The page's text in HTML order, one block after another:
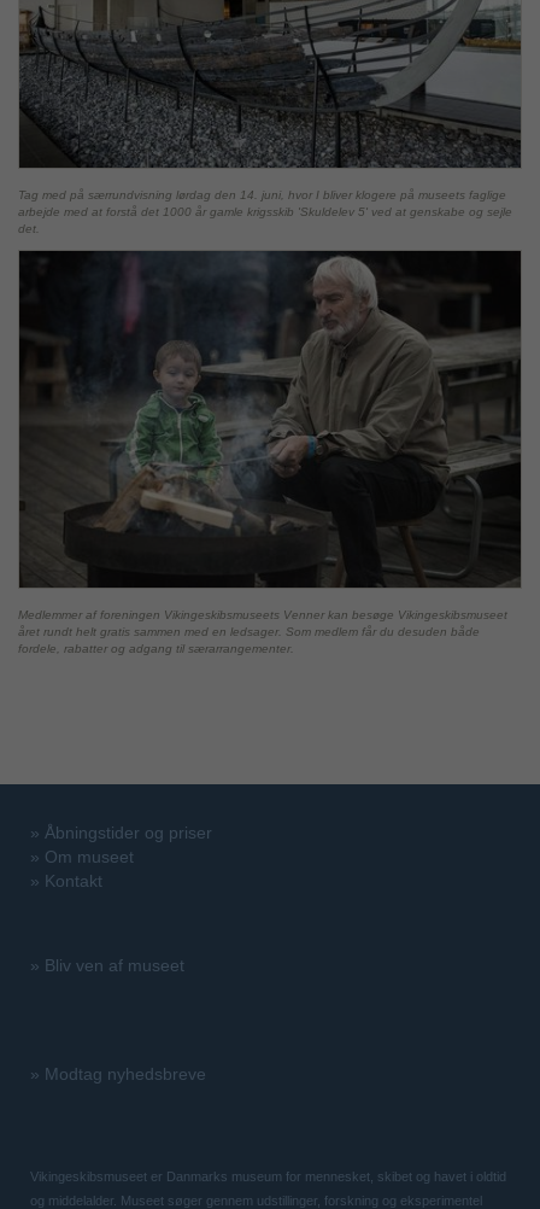
Tag med på særrundvisning lørdag den 14. juni, hvor I bliver klogere på museets faglige
arbejde med at forstå det 1000 år gamle krigsskib 'Skuldelev 5' ved at genskabe og sejle
det.
Medlemmer af foreningen Vikingeskibsmuseets Venner kan besøge Vikingeskibsmuseet
året rundt helt gratis sammen med en ledsager. Som medlem får du desuden både
fordele, rabatter og adgang til særarrangementer.
» Åbningstider og priser
» Om museet
» Kontakt
» Bliv ven af museet
» Modtag nyhedsbreve
Vikingeskibsmuseet er Danmarks museum for mennesket, skibet og havet i oldtid
og middelalder. Museet søger gennem udstillinger, forskning og eksperimentel